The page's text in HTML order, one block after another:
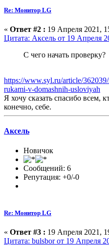
Re: Монитор LG
« Ответ #2 : 19 Апреля 2021,
Цитата: Аксель от 19 Апреля
С чего начать проверку?
https://www.syl.ru/article/
rukami-v-domashnih-usloviyah
Я хочу сказать спасибо всем,
конечно, себе.
Аксель
Новичок
Сообщений: 6
Репутация: +0/-0
Re: Монитор LG
« Ответ #3 : 19 Апреля 2021,
Цитата: bulsbor от 19 Апреля